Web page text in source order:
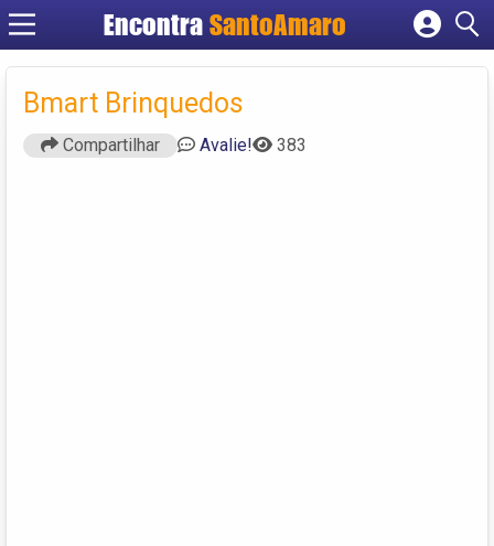
Encontra SantoAmaro
Cadastrar empresa
Criar conta
Bmart Brinquedos
Compartilhar Avalie! 383